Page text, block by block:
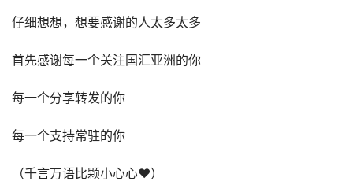
仔细想想，想要感谢的人太多太多
首先感谢每一个关注国汇亚洲的你
每一个分享转发的你
每一个支持常驻的你
（千言万语比颗小心心♥）